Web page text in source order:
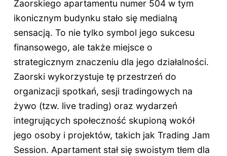
Zaorskiego apartamentu numer 504 w tym
ikonicznym budynku stało się medialną
sensacją. To nie tylko symbol jego sukcesu
finansowego, ale także miejsce o
strategicznym znaczeniu dla jego działalności.
Zaorski wykorzystuje tę przestrzeń do
organizacji spotkań, sesji tradingowych na
żywo (tzw. live trading) oraz wydarzeń
integrujących społeczność skupioną wokół
jego osoby i projektów, takich jak Trading Jam
Session. Apartament stał się swoistym tłem dla